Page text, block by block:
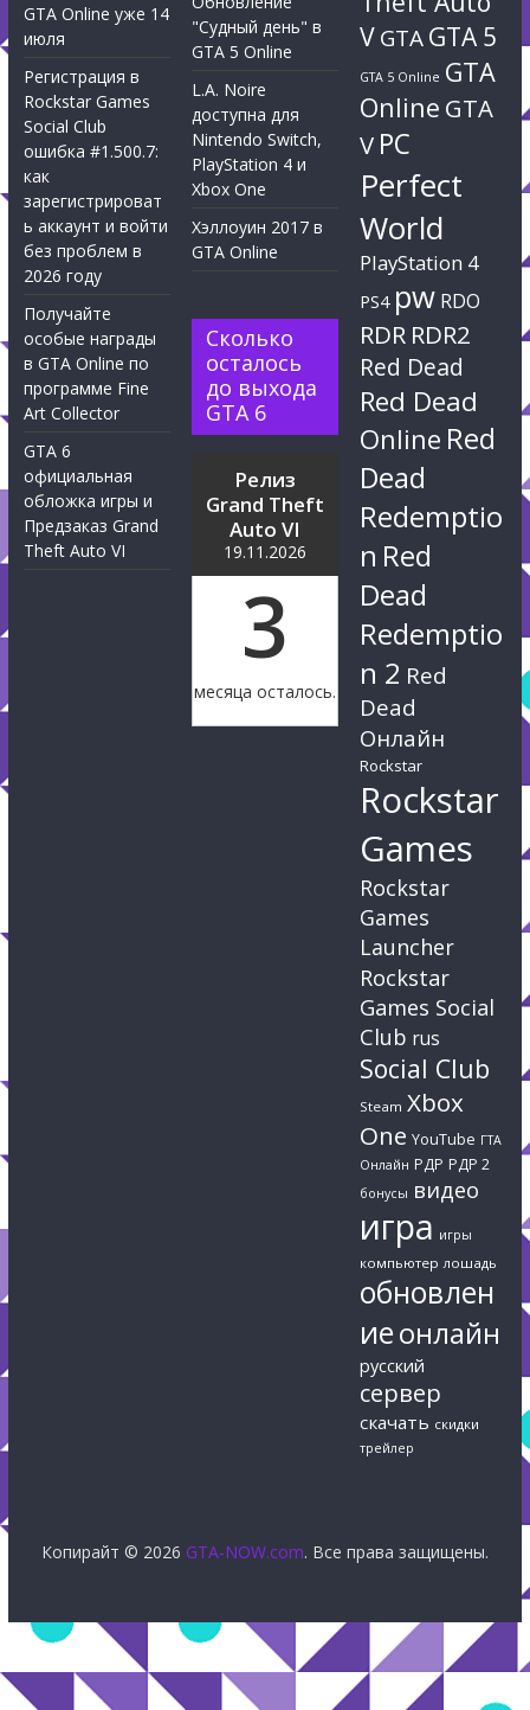
GTA Online уже 14
июля
Регистрация в
Rockstar Games
Social Club
ошибка #1.500.7:
как
зарегистрироват
ь аккаунт и войти
без проблем в
2026 году
Получайте
особые награды
в GTA Online по
программе Fine
Art Collector
GTA 6
официальная
обложка игры и
Предзаказ Grand
Theft Auto VI
"Судный день" в
GTA 5 Online
L.A. Noire
доступна для
Nintendo Switch,
PlayStation 4 и
Xbox One
Хэллоуин 2017 в
GTA Online
Сколько
осталось
до выхода
GTA 6
Релиз
Grand Theft
Auto VI
19.11.2026
3
месяца осталось.
VGTAGTA 5
GTA 5 Online GTA
Online GTA
V PC
Perfect
World
PlayStation 4
PS4 pw RDO
RDR RDR2
Red Dead
Red Dead
Online Red
Dead
Redemptio
n Red
Dead
Redemptio
n 2 Red
Dead
Онлайн
Rockstar
Rockstar
Games
Rockstar
Games
Launcher
Rockstar
Games Social
Club rus
Social Club
Steam Xbox
One YouTube ГТА
Онлайн РДР РДР 2
бонусы видео
игра игры
компьютер лошадь
обновлен
иеонлайн
русский
сервер
скачать скидки
трейлер
Копирайт © 2026 GTA-NOW.com. Все права защищены.